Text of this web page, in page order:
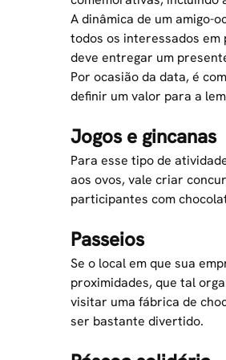
A dinâmica de um amigo-
todos os interessados
deve entregar um
Por ocasião da data, é
definir um valor para a
Jogos e gincanas
Para esse tipo de
aos ovos, vale criar
participantes com
Passeios
Se o local em que sua
proximidades, que tal
visitar uma fábrica de
ser bastante divertido.